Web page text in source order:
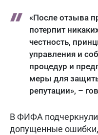
«После отзыва
потерпит
честность,
управления и
процедур и
меры для
репутации», –
В ФИФА
допущенные ошибки,